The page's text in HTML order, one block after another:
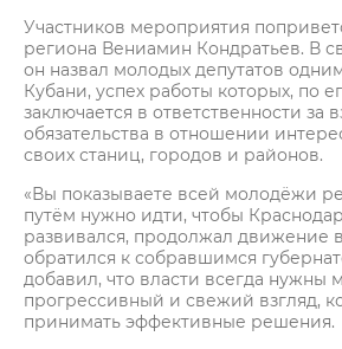
Участников мероприятия
региона Вениамин Кондратьев. В
он назвал молодых депутатов
Кубани, успех работы которых, по
заключается в ответственности за
обязательства в отношении
своих станиц, городов и районов.
«Вы показываете всей молодёжи
путём нужно идти, чтобы
развивался, продолжал движение
обратился к собравшимся
добавил, что власти всегда нужны
прогрессивный и свежий взгляд,
принимать эффективные решения.